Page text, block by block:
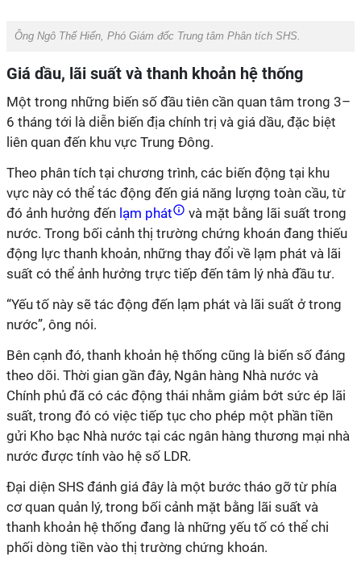
Ông Ngô Thế Hiển, Phó Giám đốc Trung tâm Phân tích SHS.
Giá dầu, lãi suất và thanh khoản hệ thống
Một trong những biến số đầu tiên cần quan tâm trong 3–
6 tháng tới là diễn biến địa chính trị và giá dầu, đặc biệt
liên quan đến khu vực Trung Đông.
Theo phân tích tại chương trình, các biến động tại khu
vực này có thể tác động đến giá năng lượng toàn cầu, từ
đó ảnh hưởng đến lạm phát
và mặt bằng lãi suất trong
nước. Trong bối cảnh thị trường chứng khoán đang thiếu
động lực thanh khoản, những thay đổi về lạm phát và lãi
suất có thể ảnh hưởng trực tiếp đến tâm lý nhà đầu tư.
“Yếu tố này sẽ tác động đến lạm phát và lãi suất ở trong
nước”, ông nói.
Bên cạnh đó, thanh khoản hệ thống cũng là biến số đáng
theo dõi. Thời gian gần đây, Ngân hàng Nhà nước và
Chính phủ đã có các động thái nhằm giảm bớt sức ép lãi
suất, trong đó có việc tiếp tục cho phép một phần tiền
gửi Kho bạc Nhà nước tại các ngân hàng thương mại nhà
nước được tính vào hệ số LDR.
Đại diện SHS đánh giá đây là một bước tháo gỡ từ phía
cơ quan quản lý, trong bối cảnh mặt bằng lãi suất và
thanh khoản hệ thống đang là những yếu tố có thể chi
phối dòng tiền vào thị trường chứng khoán.